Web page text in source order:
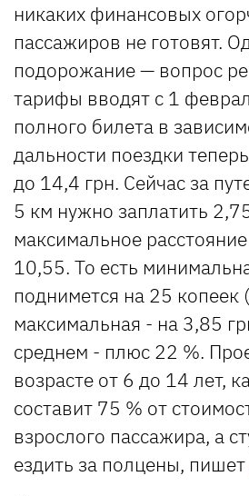
никаких финансовых
пассажиров не готовят.
подорожание — вопрос
тарифы вводят с 1
полного билета в
дальности поездки
до 14,4 грн. Сейчас за
5 км нужно заплатить
максимальное
10,55. То есть
поднимется на 25 копеек
максимальная - на 3,85
среднем - плюс 22 %.
возрасте от 6 до 14 лет,
составит 75 % от
взрослого пассажира, а
ездить за полцены, пишет